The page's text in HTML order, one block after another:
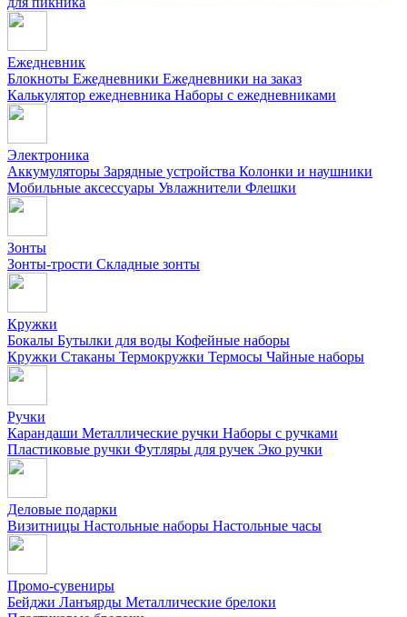
Ежедневник
Блокноты Ежедневники Ежедневники на заказ
Калькулятор ежедневника Наборы с ежедневниками
Электроника
Аккумуляторы Зарядные устройства Колонки и наушники
Мобильные аксессуары Увлажнители Флешки
Зонты
Зонты-трости Складные зонты
Кружки
Бокалы Бутылки для воды Кофейные наборы
Кружки Стаканы Термокружки Термосы Чайные наборы
Ручки
Карандаши Металлические ручки Наборы с ручками
Пластиковые ручки Футляры для ручек Эко ручки
Деловые подарки
Визитницы Настольные наборы Настольные часы
Промо-сувениры
Бейджи Ланъярды Металлические брелоки